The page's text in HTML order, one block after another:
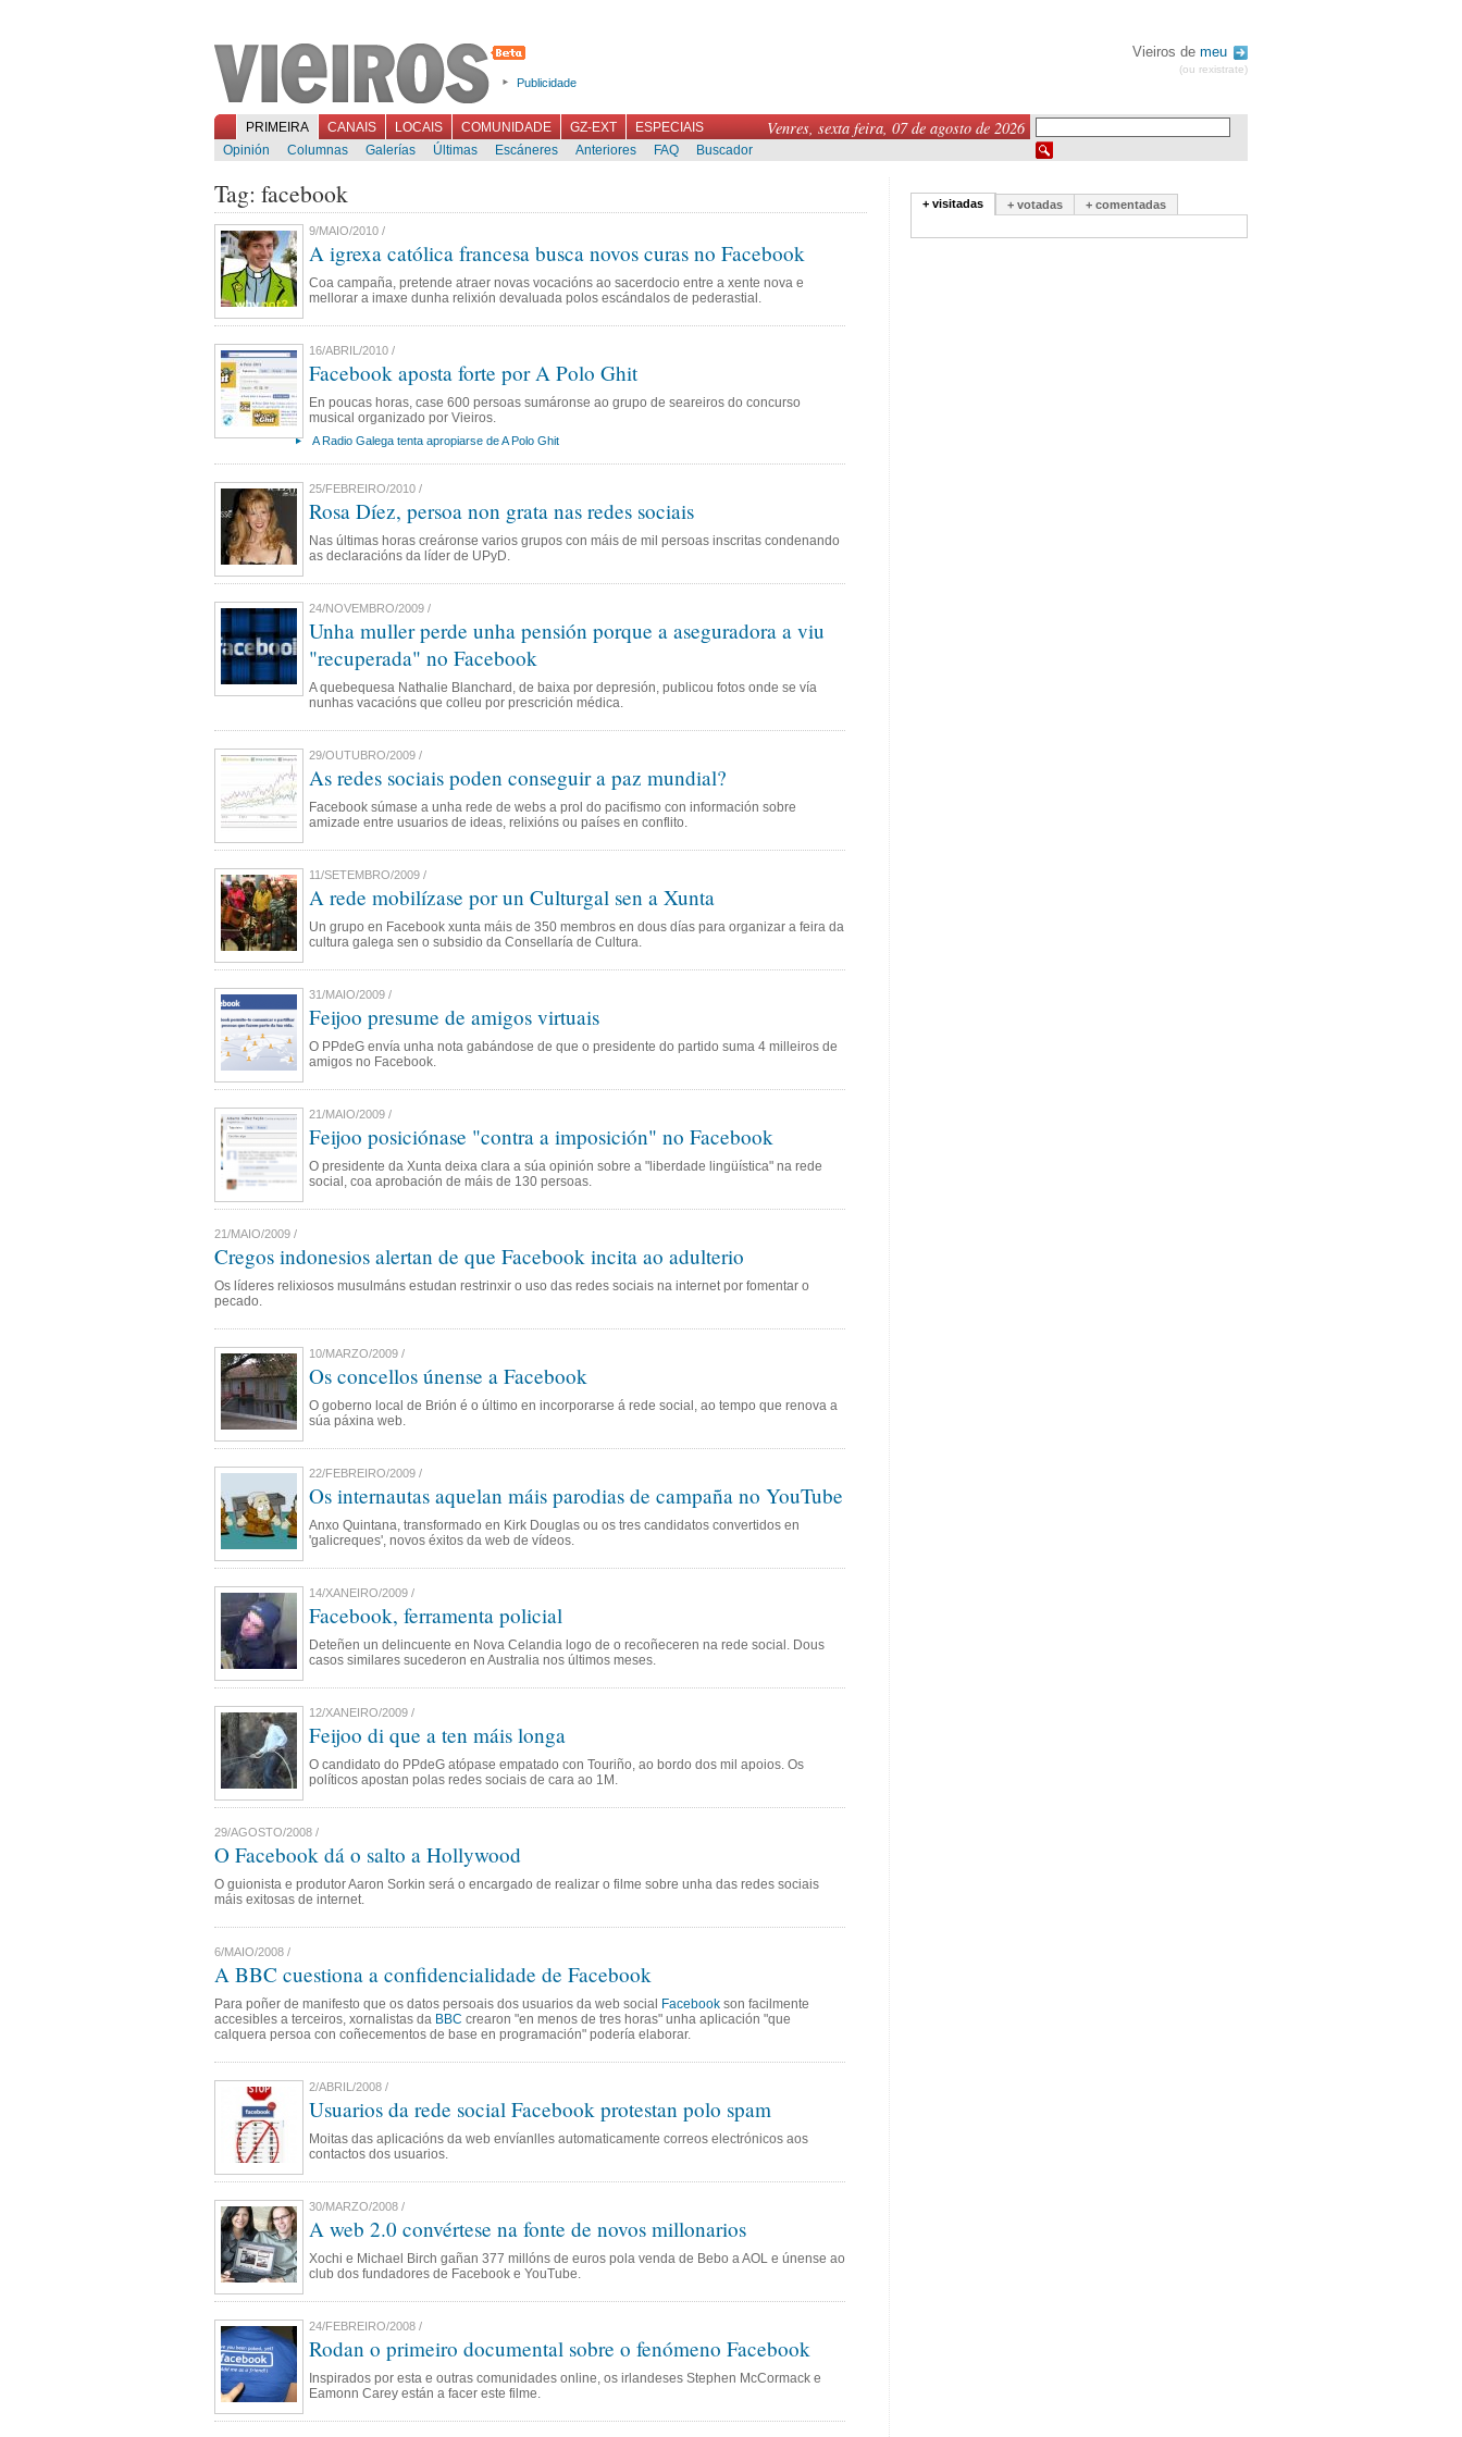
Publicidade
Vieiros de meu
(ou rexistrate)
Venres, sexta feira, 07 de agosto de 2026
PRIMEIRA CANAIS LOCAIS COMUNIDADE GZ-EXT
ESPECIAIS
Opinión
Columnas Galerías Últimas Escáneres Anteriores FAQ Buscador
Tag: facebook
9/MAIO/2010 /
A igrexa católica francesa busca novos curas no Facebook
Coa campaña, pretende atraer novas vocacións ao sacerdocio entre a xente nova e
mellorar a imaxe dunha relixión devaluada polos escándalos de pederastial.
16/ABRIL/2010 /
Facebook aposta forte por A Polo Ghit
En poucas horas, case 600 persoas sumáronse ao grupo de seareiros do concurso
musical organizado por Vieiros.
A Radio Galega tenta apropiarse de A Polo Ghit
25/FEBREIRO/2010 /
Rosa Díez, persoa non grata nas redes sociais
Nas últimas horas creáronse varios grupos con máis de mil persoas inscritas condenando
as declaracións da líder de UPyD.
24/NOVEMBRO/2009 /
Unha muller perde unha pensión porque a aseguradora a viu
"recuperada" no Facebook
A quebequesa Nathalie Blanchard, de baixa por depresión, publicou fotos onde se vía
nunhas vacacións que colleu por prescrición médica.
29/OUTUBRO/2009 /
As redes sociais poden conseguir a paz mundial?
Facebook súmase a unha rede de webs a prol do pacifismo con información sobre
amizade entre usuarios de ideas, relixións ou países en conflito.
11/SETEMBRO/2009 /
A rede mobilízase por un Culturgal sen a Xunta
Un grupo en Facebook xunta máis de 350 membros en dous días para organizar a feira da
cultura galega sen o subsidio da Consellaría de Cultura.
31/MAIO/2009 /
Feijoo presume de amigos virtuais
O PPdeG envía unha nota gabándose de que o presidente do partido suma 4 milleiros de
amigos no Facebook.
21/MAIO/2009 /
Feijoo posiciónase "contra a imposición" no Facebook
O presidente da Xunta deixa clara a súa opinión sobre a "liberdade lingüística" na rede
social, coa aprobación de máis de 130 persoas.
21/MAIO/2009 /
Cregos indonesios alertan de que Facebook incita ao adulterio
Os líderes relixiosos musulmáns estudan restrinxir o uso das redes sociais na internet por fomentar o
pecado.
10/MARZO/2009 /
Os concellos únense a Facebook
O goberno local de Brión é o último en incorporarse á rede social, ao tempo que renova a
súa páxina web.
22/FEBREIRO/2009 /
Os internautas aquelan máis parodias de campaña no YouTube
Anxo Quintana, transformado en Kirk Douglas ou os tres candidatos convertidos en
'galicreques', novos éxitos da web de vídeos.
14/XANEIRO/2009 /
Facebook, ferramenta policial
Deteñen un delincuente en Nova Celandia logo de o recoñeceren na rede social. Dous
casos similares sucederon en Australia nos últimos meses.
12/XANEIRO/2009 /
Feijoo di que a ten máis longa
O candidato do PPdeG atópase empatado con Touriño, ao bordo dos mil apoios. Os
políticos apostan polas redes sociais de cara ao 1M.
29/AGOSTO/2008 /
O Facebook dá o salto a Hollywood
O guionista e produtor Aaron Sorkin será o encargado de realizar o filme sobre unha das redes sociais
máis exitosas de internet.
6/MAIO/2008 /
A BBC cuestiona a confidencialidade de Facebook
Para poñer de manifesto que os datos persoais dos usuarios da web social Facebook son facilmente
accesibles a terceiros, xornalistas da BBC crearon "en menos de tres horas" unha aplicación "que
calquera persoa con coñecementos de base en programación" podería elaborar.
2/ABRIL/2008 /
Usuarios da rede social Facebook protestan polo spam
Moitas das aplicacións da web envíanlles automaticamente correos electrónicos aos
contactos dos usuarios.
30/MARZO/2008 /
A web 2.0 convértese na fonte de novos millonarios
Xochi e Michael Birch gañan 377 millóns de euros pola venda de Bebo a AOL e únense ao
club dos fundadores de Facebook e YouTube.
24/FEBREIRO/2008 /
Rodan o primeiro documental sobre o fenómeno Facebook
Inspirados por esta e outras comunidades online, os irlandeses Stephen McCormack e
Eamonn Carey están a facer este filme.
+ visitadas + votadas + comentadas